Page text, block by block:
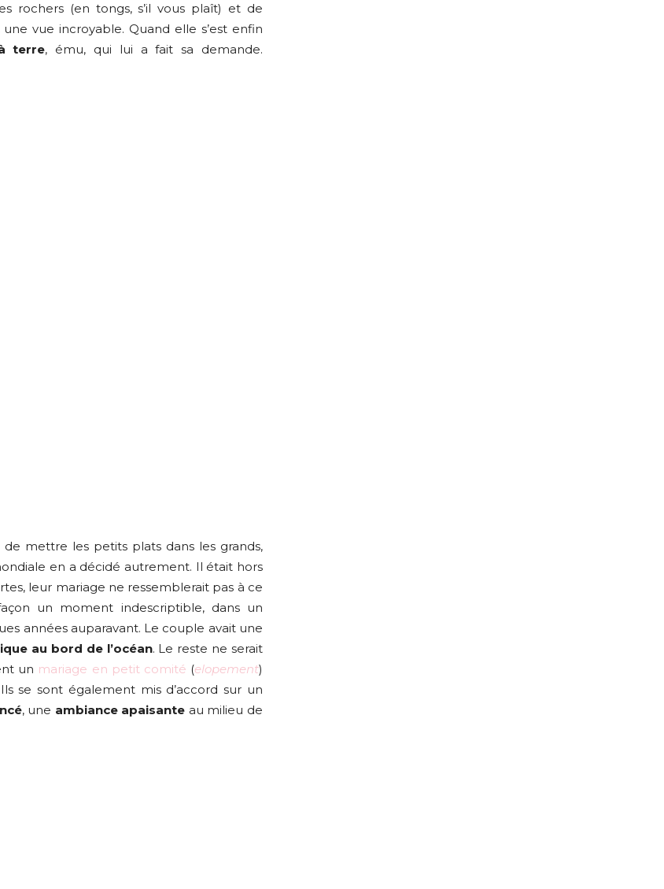
rochers (en tongs, s’il vous plaît) et de
vue incroyable. Quand elle s’est enfin
terre, ému, qui lui a fait sa demande.
mettre les petits plats dans les grands,
en a décidé autrement. Il était hors
leur mariage ne ressemblerait pas à ce
un moment indescriptible, dans un
années auparavant. Le couple avait une
au bord de l’océan. Le reste ne serait
un mariage en petit comité (elopement)
se sont également mis d’accord sur un
, une ambiance apaisante au milieu de